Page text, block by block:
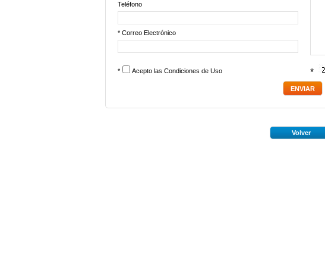
Teléfono
* Correo Electrónico
* Acepto las Condiciones de Uso *
Volver